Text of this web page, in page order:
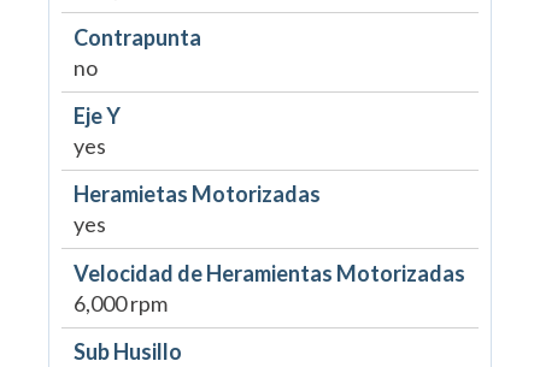
Contrapunta
no
Eje Y
yes
Heramietas Motorizadas
yes
Velocidad de Heramientas Motorizadas
6,000 rpm
Sub Husillo